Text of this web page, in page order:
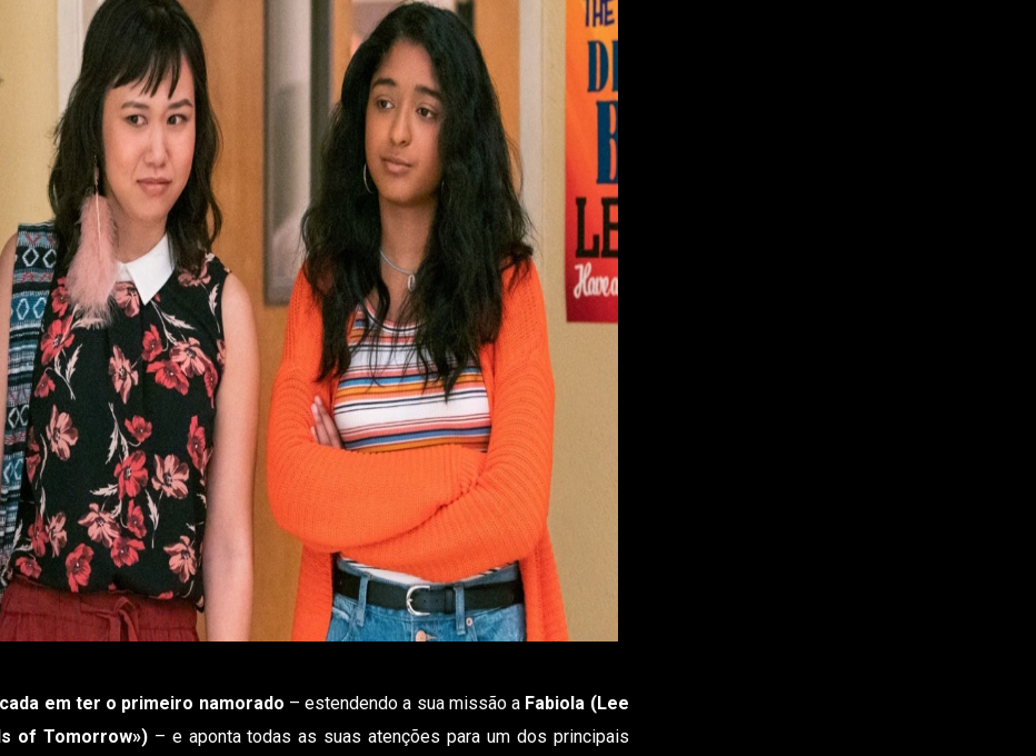
em ter o primeiro namorado – estendendo a sua missão a Fabiola (Lee
of Tomorrow») – e aponta todas as suas atenções para um dos principais